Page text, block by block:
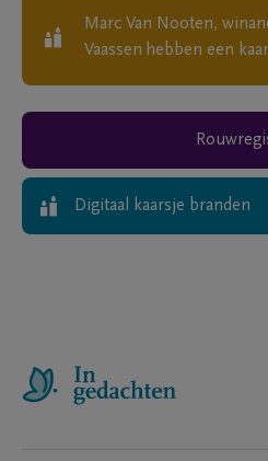
Marc Van Nooten,
Vaassen hebben een
Digitaal kaarsje branden